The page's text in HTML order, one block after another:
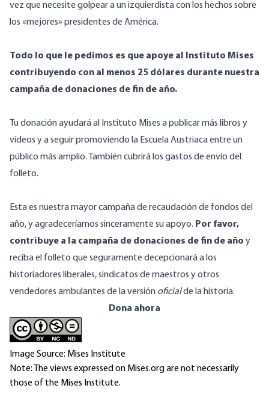
vez que necesite golpear a un izquierdista con los hechos sobre
los «mejores» presidentes de América.
Todo lo que le pedimos es que apoye al Instituto Mises
contribuyendo con al menos 25 dólares durante nuestra
campaña de donaciones de fin de año.
Tu donación ayudará al Instituto Mises a publicar más libros y
vídeos y a seguir promoviendo la Escuela Austriaca entre un
público más amplio. También cubrirá los gastos de envío del
folleto.
Esta es nuestra mayor campaña de recaudación de fondos del
año, y agradeceríamos sinceramente su apoyo. Por favor,
contribuye a la campaña de donaciones de fin de año y
reciba el folleto que seguramente decepcionará a los
historiadores liberales, sindicatos de maestros y otros
vendedores ambulantes de la versión oficialde la historia.
Dona ahora
Image Source: Mises Institute
Note: The views expressed on Mises.org are not necessarily
those of the Mises Institute.